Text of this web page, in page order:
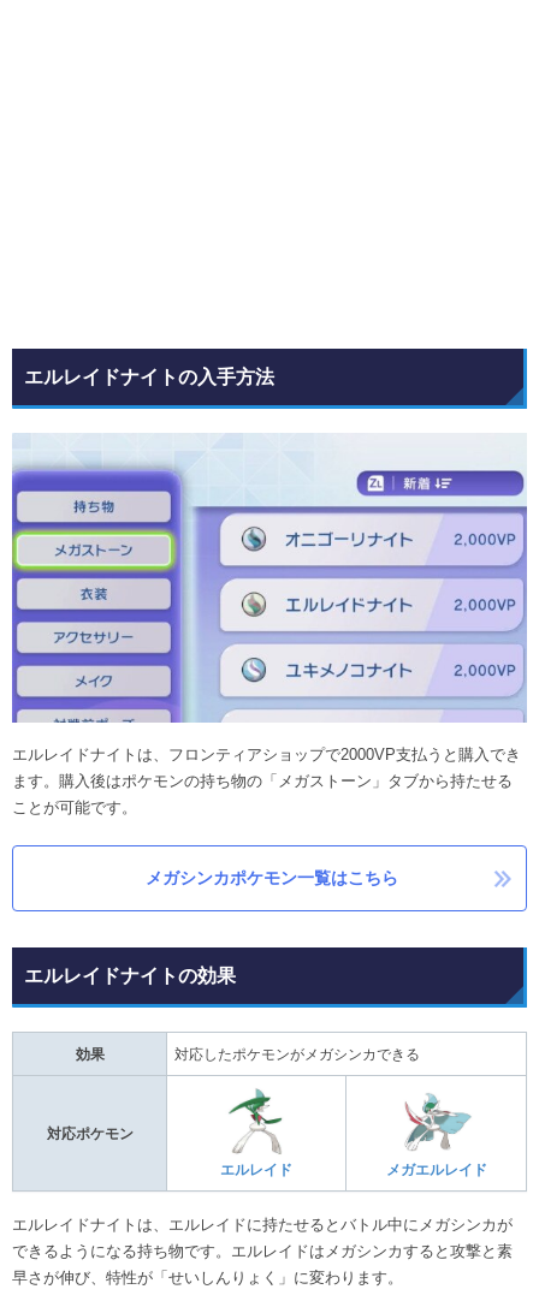
エルレイドナイトの入手方法
エルレイドナイトは、フロンティアショップで2000VP支払うと購入でき
ます。購入後はポケモンの持ち物の「メガストーン」タブから持たせる
ことが可能です。
メガシンカポケモン一覧はこちら
エルレイドナイトの効果
効果 対応したポケモンがメガシンカできる
対応ポケモン
エルレイド メガエルレイド
エルレイドナイトは、エルレイドに持たせるとバトル中にメガシンカが
できるようになる持ち物です。エルレイドはメガシンカすると攻撃と素
早さが伸び、特性が「せいしんりょく」に変わります。